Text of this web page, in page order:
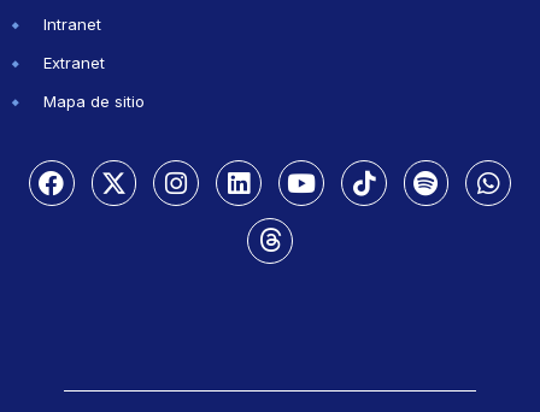
Intranet
Extranet
Mapa de sitio